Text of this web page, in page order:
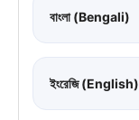
বাংলা (Bengali)
ইংরেজি (English)